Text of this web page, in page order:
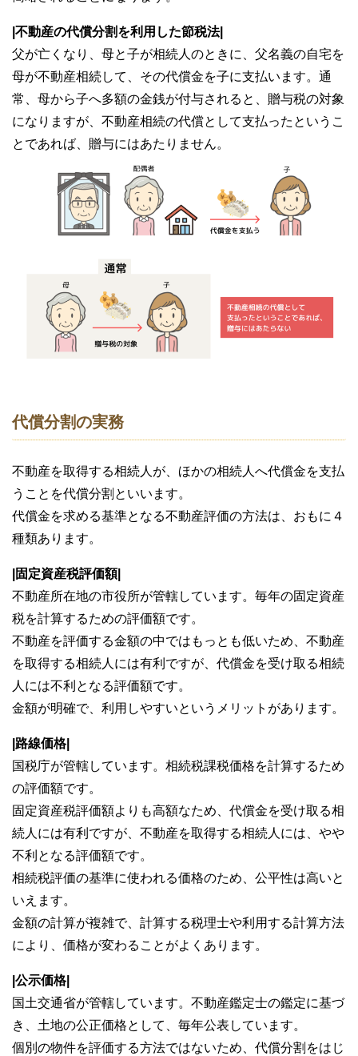
|不動産の代償分割を利用した節税法|
父が亡くなり、母と子が相続人のときに、父名義の自宅を
母が不動産相続して、その代償金を子に支払います。通
常、母から子へ多額の金銭が付与されると、贈与税の対象
になりますが、不動産相続の代償として支払ったというこ
とであれば、贈与にはあたりません。
代償分割の実務
不動産を取得する相続人が、ほかの相続人へ代償金を支払
うことを代償分割といいます。
代償金を求める基準となる不動産評価の方法は、おもに４
種類あります。
|固定資産税評価額|
不動産所在地の市役所が管轄しています。毎年の固定資産
税を計算するための評価額です。
不動産を評価する金額の中ではもっとも低いため、不動産
を取得する相続人には有利ですが、代償金を受け取る相続
人には不利となる評価額です。
金額が明確で、利用しやすいというメリットがあります。
|路線価格|
国税庁が管轄しています。相続税課税価格を計算するため
の評価額です。
固定資産税評価額よりも高額なため、代償金を受け取る相
続人には有利ですが、不動産を取得する相続人には、やや
不利となる評価額です。
相続税評価の基準に使われる価格のため、公平性は高いと
いえます。
金額の計算が複雑で、計算する税理士や利用する計算方法
により、価格が変わることがよくあります。
|公示価格|
国土交通省が管轄しています。不動産鑑定士の鑑定に基づ
き、土地の公正価格として、毎年公表しています。
個別の物件を評価する方法ではないため、代償分割をはじ